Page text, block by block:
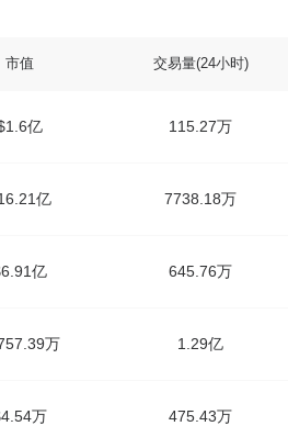
市值 交易量(24小时)
亿 115.27万
亿 7738.18万
亿 645.76万
万 1.29亿
万 475.43万